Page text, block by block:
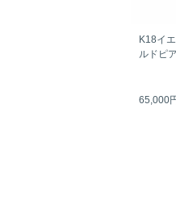
K18イ
ルドピ
65,000